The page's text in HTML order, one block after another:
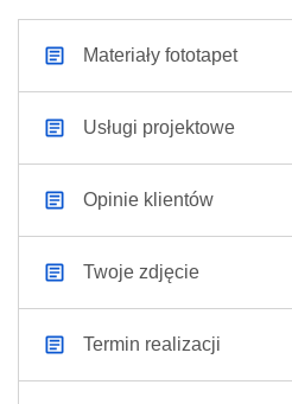
Materiały fototapet
Usługi projektowe
Opinie klientów
Twoje zdjęcie
Termin realizacji